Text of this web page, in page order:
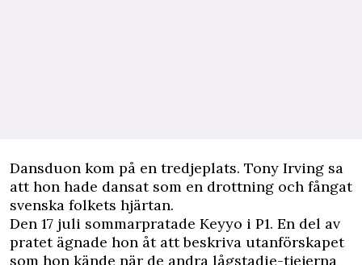
Dansduon kom på en tredjeplats. Tony Irving sa
att hon hade dansat som en drottning och fångat
svenska folkets hjärtan.
Den 17 juli sommarpratade Keyyo i P1. En del av
pratet ägnade hon åt att beskriva utanförskapet
som hon kände när de andra lågstadie-tjejerna